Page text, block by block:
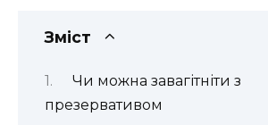
Зміст
Чи можна завагітніти з
презервативом